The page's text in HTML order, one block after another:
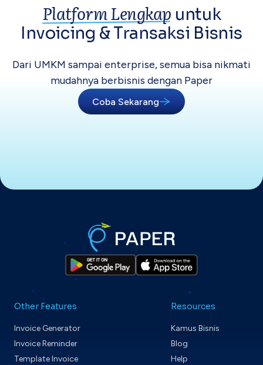
Platform Lengkap untuk
Invoicing &Transaksi Bisnis
Dari UMKM sampai enterprise, semua bisa nikmati
mudahnya berbisnis dengan Paper
Coba Sekarang
Other Features
Invoice Generator
Invoice Reminder
Template Invoice
Resources
Kamus Bisnis
Blog
Help